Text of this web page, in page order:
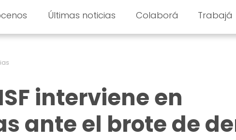
Últimas noticias Colaborá Trabajá
interviene en
ante el brote de